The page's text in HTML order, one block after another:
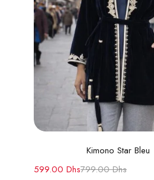
Choix des options
Kimono Star Bleu
799.00Dhs
599.00 Dhs